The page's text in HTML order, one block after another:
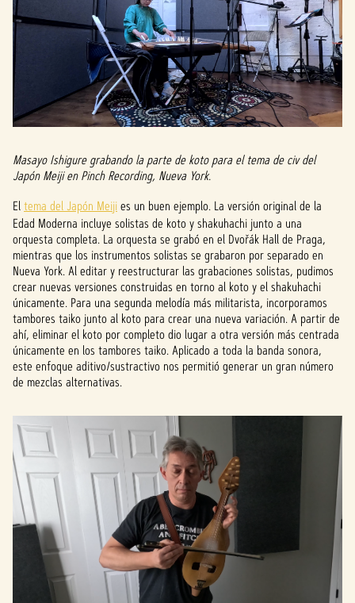
Masayo Ishigure grabando la parte de koto para el tema de civ del
Japón Meiji en Pinch Recording, Nueva York.
Eltema del Japón Meijies un buen ejemplo. La versión original de la
Edad Moderna incluye solistas de koto y shakuhachi junto a una
orquesta completa. La orquesta se grabó en el Dvořák Hall de Praga,
mientras que los instrumentos solistas se grabaron por separado en
Nueva York. Al editar y reestructurar las grabaciones solistas, pudimos
crear nuevas versiones construidas en torno al koto y el shakuhachi
únicamente. Para una segunda melodía más militarista, incorporamos
tambores taiko junto al koto para crear una nueva variación. A partir de
ahí, eliminar el koto por completo dio lugar a otra versión más centrada
únicamente en los tambores taiko. Aplicado a toda la banda sonora,
este enfoque aditivo/sustractivo nos permitió generar un gran número
de mezclas alternativas.